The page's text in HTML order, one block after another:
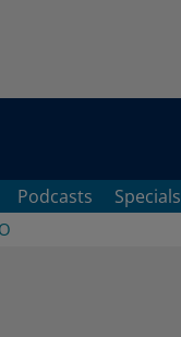
Podcasts Specials